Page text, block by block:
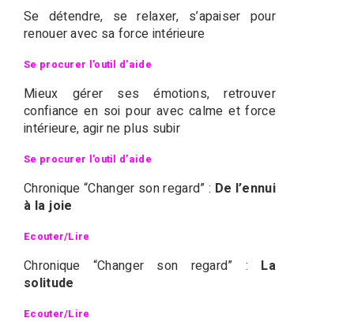
Se détendre, se relaxer, s’apaiser pour
renouer avec sa force intérieure
Se procurer l’outil d’aide
Mieux gérer ses émotions, retrouver
confiance en soi pour avec calme et force
intérieure, agir ne plus subir
Se procurer l’outil d’aide
Chronique “Changer son regard” : De l’ennui
à la joie
Ecouter/Lire
Chronique “Changer son regard” : La
solitude
Ecouter/Lire